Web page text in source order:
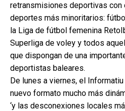
retransmisiones deportivas con
deportes más minoritarios:
la Liga de fútbol femenina
Superliga de voley y todos
que dispongan de una
deportistas baleares.
De lunes a viernes, el
nuevo formato mucho más
‘y las desconexiones locales